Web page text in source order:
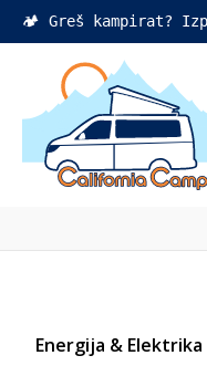
🏕️ Greš kampirat?
Energija & Elektrika